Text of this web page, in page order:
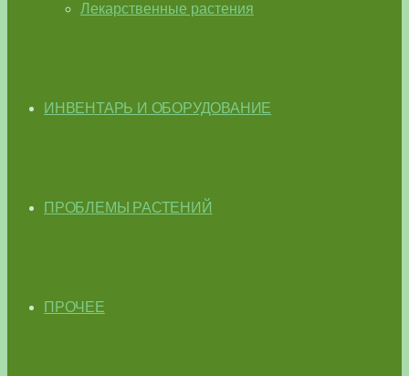
Лекарственные растения
ИНВЕНТАРЬ И ОБОРУДОВАНИЕ
ПРОБЛЕМЫ РАСТЕНИЙ
ПРОЧЕЕ